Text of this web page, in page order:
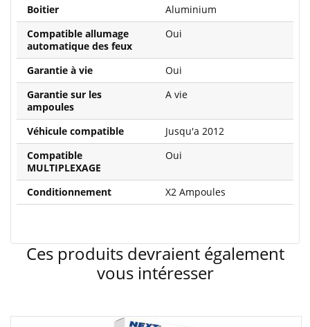
Boitier
Aluminium
Compatible allumage
automatique des feux
Oui
Garantie à vie
Oui
Garantie sur les
ampoules
A vie
Véhicule compatible
Jusqu'a 2012
Compatible
MULTIPLEXAGE
Oui
Conditionnement X2 Ampoules
Ces produits devraient également
vous intéresser